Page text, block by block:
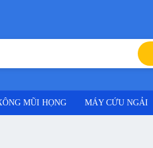
MŨI HỌNG MÁY CỨU NGẢI